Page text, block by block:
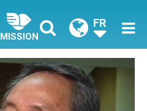
MISSION
FR